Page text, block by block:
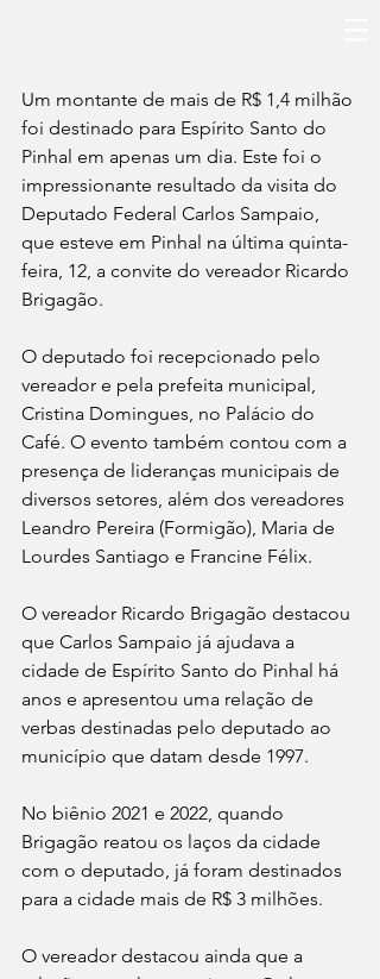
Um montante de mais de R$ 1,4 milhão
foi destinado para Espírito Santo do
Pinhal em apenas um dia. Este foi o
impressionante resultado da visita do
Deputado Federal Carlos Sampaio,
que esteve em Pinhal na última quinta-
feira, 12, a convite do vereador Ricardo
Brigagão.
O deputado foi recepcionado pelo
vereador e pela prefeita municipal,
Cristina Domingues, no Palácio do
Café. O evento também contou com a
presença de lideranças municipais de
diversos setores, além dos vereadores
Leandro Pereira (Formigão), Maria de
Lourdes Santiago e Francine Félix.
O vereador Ricardo Brigagão destacou
que Carlos Sampaio já ajudava a
cidade de Espírito Santo do Pinhal há
anos e apresentou uma relação de
verbas destinadas pelo deputado ao
município que datam desde 1997.
No biênio 2021 e 2022, quando
Brigagão reatou os laços da cidade
com o deputado, já foram destinados
para a cidade mais de R$ 3 milhões.
O vereador destacou ainda que a